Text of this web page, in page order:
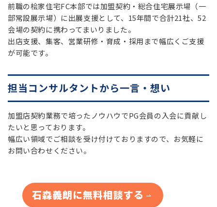
資料ダウンロード
前職の桧家住宅FC本部では加盟契約・総合住宅展示場（一
部常設展示場）に出展支援として、15年間で合計21社、52
会場の契約に携わってまいりました。
出店支援、集客、営業研修・育成・採用まで幅広くご支援
が可能です。
担当コンサルタントから一言・想い
加盟店契約業務で培ったノウハウでPG会員の入会に貢献し
たいと思っております。
幅広い領域でご相談を受け付けておりますので、お気軽に
お問い合わせください。
石森義朗に無料相談する